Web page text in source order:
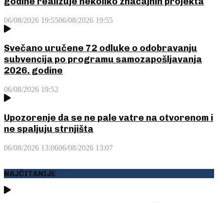
06/08/2026 19:5506/08/2026 19:55
Svečano uručene 72 odluke o odobravanju
subvencija po programu samozapošljavanja
2026. godine
06/08/2026 19:52
Upozorenje da se ne pale vatre na otvorenom i
ne spaljuju strnjišta
06/08/2026 13:0606/08/2026 13:07
NAJČITANIJE